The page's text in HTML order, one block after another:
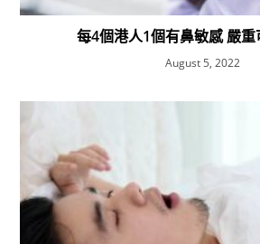
每4個港人1個有鼻敏感 嚴
August 5, 2022